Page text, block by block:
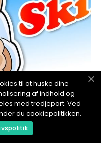
er en viktig og
av en vedovn
til at huske dine
af indhold og
med tredjepart. Ved
du cookiepolitikken.